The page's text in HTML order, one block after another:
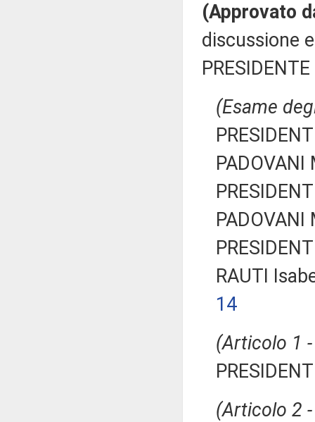
(Approvato
discussione
(Esame
RAUTI
14
(Articolo 1
(Articolo 2